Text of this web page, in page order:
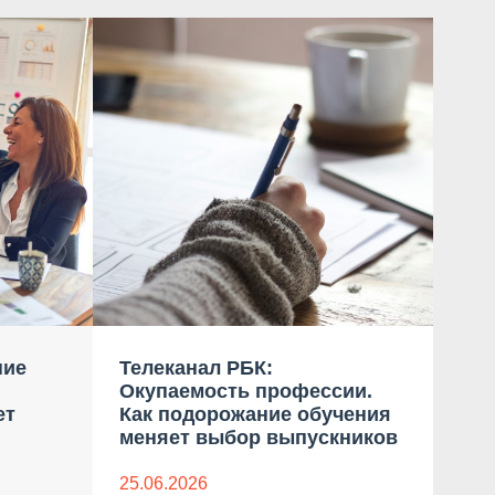
Телеканал РБК:
Окупаемость профессии.
Как подорожание обучения
меняет выбор выпускников
25.06.2026